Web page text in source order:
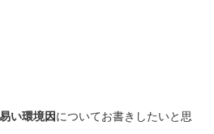
い環境因 についてお書きしたいと思